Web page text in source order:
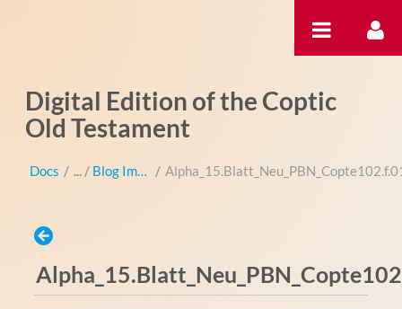
Digital Edition of the Coptic
Old Testament
Docs / Blog Images /